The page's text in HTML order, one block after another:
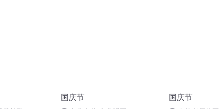
国庆节 国庆节